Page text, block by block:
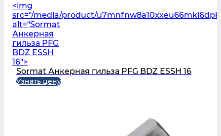
<img
src="/media/product/
alt="Sormat
Анкерная
гильза PFG
BDZ ESSH
16">
Sormat Анкерная гильза PFG BDZ ESSH 16
Узнать цену